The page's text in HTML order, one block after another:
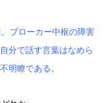
ブローカー中枢の障害
分で話す言葉はなめら
明瞭である。